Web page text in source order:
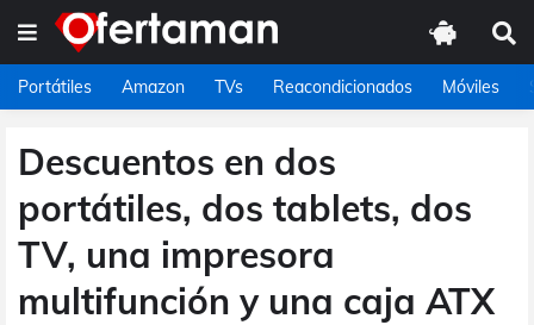
Portátiles Amazon TVs Reacondicionados Móviles
Descuentos en dos
portátiles, dos tablets, dos
TV, una impresora
multifunción y una caja ATX